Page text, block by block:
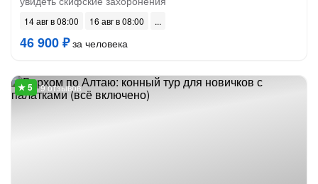
14 авг в 08:00 16 авг в 08:00
46 900 ₽за человека
9 отзывов